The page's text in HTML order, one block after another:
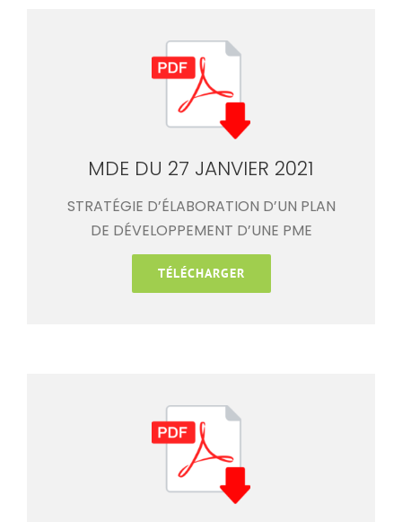
MDE DU 27 JANVIER 2021
STRATÉGIE D’ÉLABORATION D’UN PLAN
DE DÉVELOPPEMENT D’UNE PME
TÉLÉCHARGER